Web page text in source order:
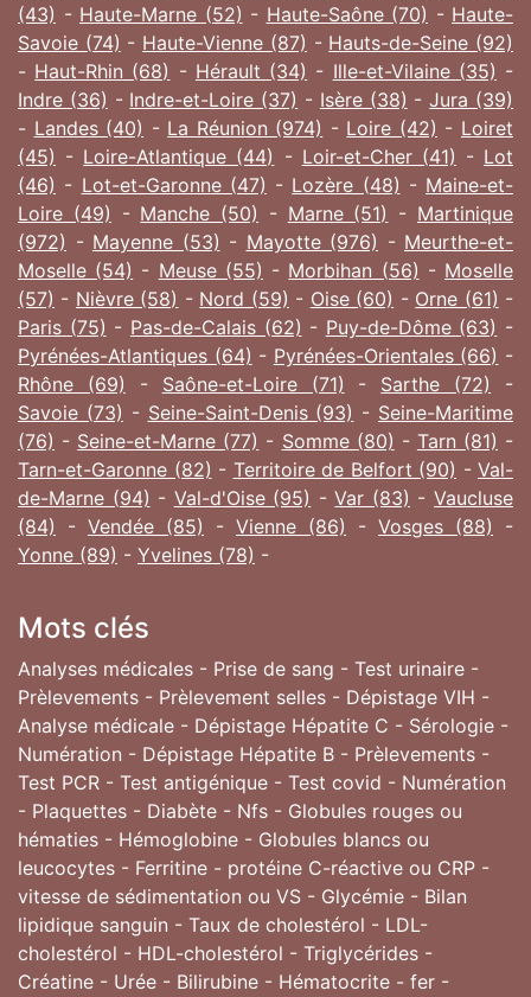
(43) - Haute-Marne (52) - Haute-Saône (70) - Haute-
Savoie (74) - Haute-Vienne (87) - Hauts-de-Seine (92)
- Haut-Rhin (68) - Hérault (34) - Ille-et-Vilaine (35) -
Indre (36) - Indre-et-Loire (37) - Isère (38) -Jura (39)
- Landes (40) - La Réunion (974) - Loire (42) - Loiret
(45) - Loire-Atlantique (44) - Loir-et-Cher (41) - Lot
(46) - Lot-et-Garonne (47) - Lozère (48) - Maine-et-
Loire (49) - Manche (50) - Marne (51) - Martinique
(972) - Mayenne (53) - Mayotte (976) - Meurthe-et-
Moselle (54) - Meuse (55) - Morbihan (56) - Moselle
(57) - Nièvre (58) - Nord (59) - Oise (60) - Orne (61) -
Paris (75) - Pas-de-Calais (62) - Puy-de-Dôme (63) -
Pyrénées-Atlantiques (64) - Pyrénées-Orientales (66) -
Rhône (69) - Saône-et-Loire (71) - Sarthe (72)
-
Savoie (73) - Seine-Saint-Denis (93) - Seine-Maritime
(76) - Seine-et-Marne (77) - Somme (80) - Tarn (81) -
Tarn-et-Garonne (82) - Territoire de Belfort (90) - Val-
de-Marne (94) - Val-d'Oise (95) -Var (83) -Vaucluse
(84) - Vendée (85) - Vienne (86) - Vosges (88) -
Yonne (89) - Yvelines (78) -
Mots clés
Analyses médicales - Prise de sang - Test urinaire -
Prèlevements - Prèlevement selles - Dépistage VIH -
Analyse médicale - Dépistage Hépatite C - Sérologie -
Numération - Dépistage Hépatite B - Prèlevements -
Test PCR - Test antigénique - Test covid - Numération
- Plaquettes - Diabète - Nfs - Globules rouges ou
hématies - Hémoglobine - Globules blancs ou
leucocytes - Ferritine - protéine C-réactive ou CRP -
vitesse de sédimentation ou VS - Glycémie - Bilan
lipidique sanguin - Taux de cholestérol - LDL-
cholestérol - HDL-cholestérol - Triglycérides -
Créatine - Urée - Bilirubine - Hématocrite - fer -